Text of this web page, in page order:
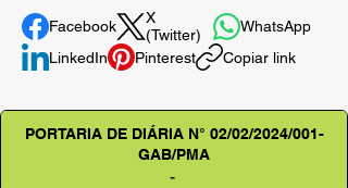
Facebook
X
(Twitter)
WhatsApp
LinkedIn
Pinterest Copiar link
PORTARIA DE DIÁRIA N° 02/02/2024/001-
GAB/PMA
-